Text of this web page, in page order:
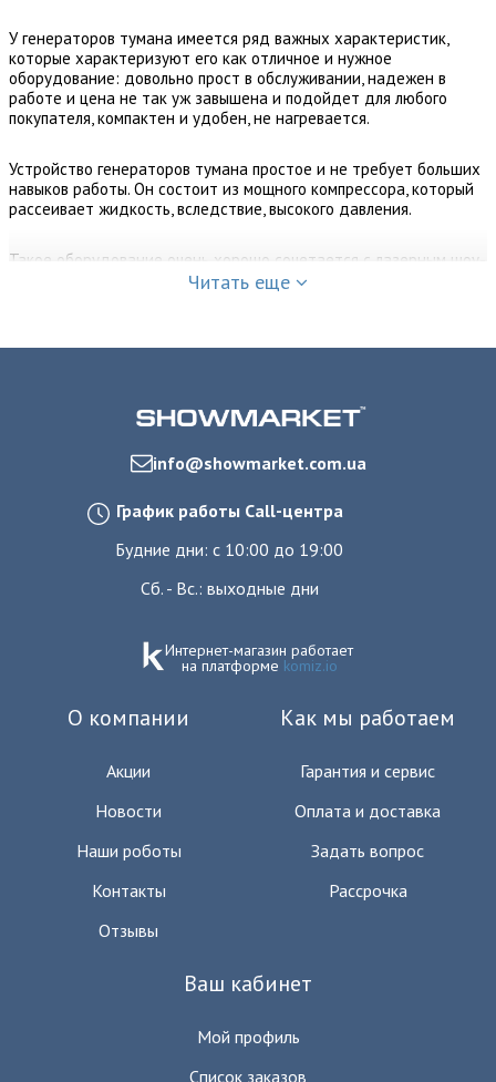
У генераторов тумана имеется ряд важных характеристик,
которые характеризуют его как отличное и нужное
оборудование: довольно прост в обслуживании, надежен в
работе и цена не так уж завышена и подойдет для любого
покупателя, компактен и удобен, не нагревается.
Устройство генераторов тумана простое и не требует больших
навыков работы. Он состоит из мощного компрессора, который
рассеивает жидкость, вследствие, высокого давления.
Такое оборудование очень хорошо сочетается с лазерным шоу-
оборудованием, так как благодаря туману отлично видны
Читать еще
info@showmarket.com.ua
График работы Call-центра
Будние дни: с 10:00 до 19:00
Сб. - Вс.: выходные дни
Интернет-магазин работает
на платформе komiz.io
О компании
Акции
Новости
Наши роботы
Контакты
Отзывы
Как мы работаем
Гарантия и сервис
Оплата и доставка
Задать вопрос
Рассрочка
Ваш кабинет
Мой профиль
Список заказов